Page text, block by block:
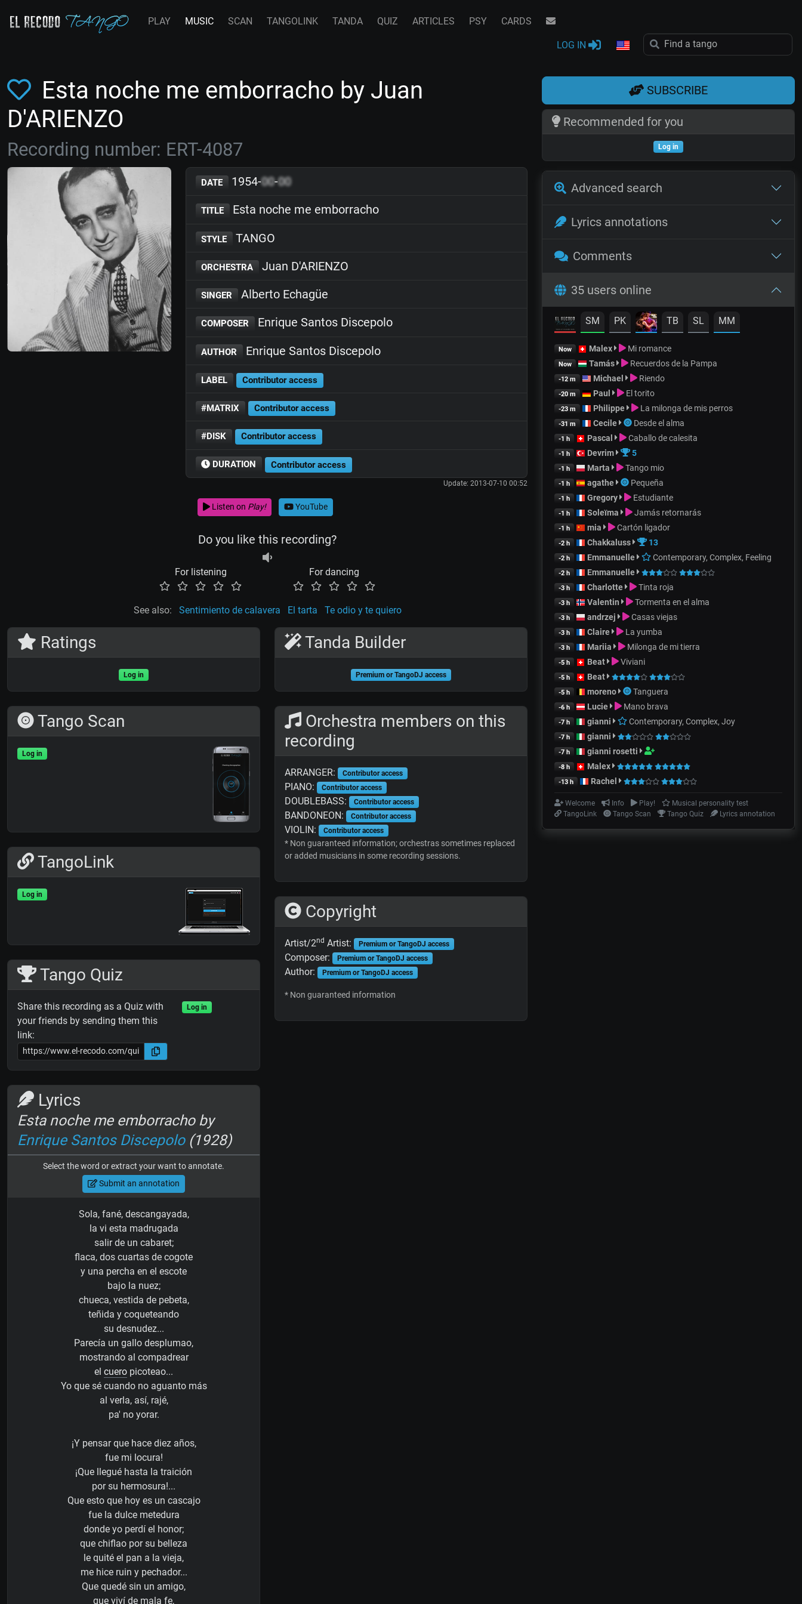
PLAY MUSIC SCAN TANGOLINK TANDA QUIZ ARTICLES PSY CARDS
LOG IN
Esta noche me emborracho by Juan
D'ARIENZO
Recording number: ERT-4087
DATE 1954-00-00
TITLE Esta noche me emborracho
STYLE TANGO
ORCHESTRA Juan D'ARIENZO
SINGER Alberto Echagüe
COMPOSER Enrique Santos Discepolo
AUTHOR Enrique Santos Discepolo
LABEL Contributor access
#MATRIX Contributor access
#DISK Contributor access
DURATION Contributor access
Update: 2013-07-10 00:52
Listen on Play! YouTube
Do you like this recording?
For listening For dancing
See also: Sentimiento de calavera El tarta Te odio y te quiero
Ratings
Log in
Tango Scan
Log in
TangoLink
Log in
Tango Quiz
Share this recording as a Quiz with
your friends by sending them this
link:
Log in
Lyrics
Esta noche me emborracho by
Enrique Santos Discepolo(1928)
Select the word or extract your want to annotate.
Submit an annotation
Sola, fané, descangayada,
la vi esta madrugada
salir de un cabaret;
flaca, dos cuartas de cogote
y una percha en el escote
bajo la nuez;
chueca, vestida de pebeta,
teñida y coqueteando
su desnudez...
Parecía un gallo desplumao,
mostrando al compadrear
el cuero picoteao...
Yo que sé cuando no aguanto más
al verla, así, rajé,
pa' no yorar.
¡Y pensar que hace diez años,
fue mi locura!
¡Que llegué hasta la traición
por su hermosura!...
Que esto que hoy es un cascajo
fue la dulce metedura
donde yo perdí el honor;
que chiflao por su belleza
le quité el pan a la vieja,
me hice ruin y pechador...
Que quedé sin un amigo,
que viví de mala fe,
Tanda Builder
Premium or TangoDJ access
Orchestra members on this
recording
ARRANGER: Contributor access
PIANO: Contributor access
DOUBLEBASS: Contributor access
BANDONEON: Contributor access
VIOLIN: Contributor access
* Non guaranteed information; orchestras sometimes replaced
or added musicians in some recording sessions.
Copyright
Artist/2nd Artist: Premium or TangoDJ access
Composer: Premium or TangoDJ access
Author: Premium or TangoDJ access
* Non guaranteed information
SUBSCRIBE
Recommended for you
Log in
Advanced search
Lyrics annotations
Comments
35 users online
SM PK TB SL MM
Now Malex Mi romance
Now Tamás Recuerdos de la Pampa
-12 m Michael Riendo
-20 m Paul El torito
-23 m Philippe La milonga de mis perros
-31 m Cecile Desde el alma
-1 h Pascal Caballo de calesita
-1 h Devrim 5
-1 h Marta Tango mio
-1 h agathe Pequeña
-1 h Gregory Estudiante
-1 h Soleïma Jamás retornarás
-1 h mia Cartón ligador
-2 h Chakkaluss 13
-2 h Emmanuelle Contemporary, Complex, Feeling
-2 h Emmanuelle
-3 h Charlotte Tinta roja
-3 h Valentin Tormenta en el alma
-3 h andrzej Casas viejas
-3 h Claire La yumba
-3 h Mariia Milonga de mi tierra
-5 h Beat Viviani
-5 h Beat
-5 h moreno Tanguera
-6 h Lucie Mano brava
-7 h gianni Contemporary, Complex, Joy
-7 h gianni
-7 h gianni rosetti
-8 h Malex
-13 h Rachel
Welcome Info Play!
Musical personality test
TangoLink
Tango Scan Tango Quiz Lyrics annotation